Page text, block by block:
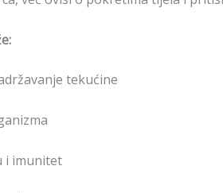
tekućine
i imunitet